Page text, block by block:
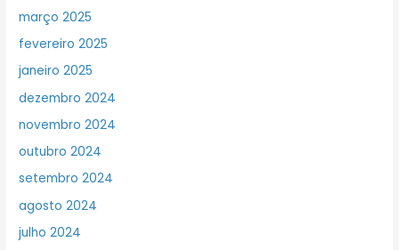
março 2025
fevereiro 2025
janeiro 2025
dezembro 2024
novembro 2024
outubro 2024
setembro 2024
agosto 2024
julho 2024